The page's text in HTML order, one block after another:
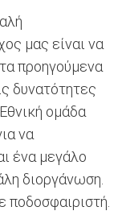
μας είναι να
προηγούμενα
δυνατότητες
ομάδα
να
ένα μεγάλο
διοργάνωση.
ποδοσφαιριστή.